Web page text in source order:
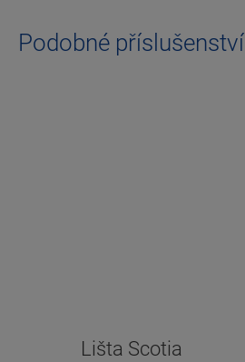
Podobné příslušenství
Lišta Scotia